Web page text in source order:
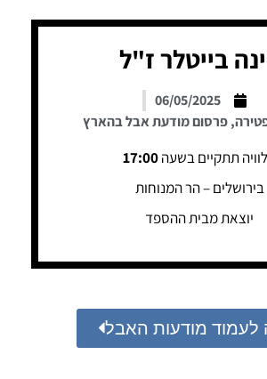
בייטלר ז"ל
06/05/2025
,פרסום מודעת אבל בהארץ
תתקיים בשעה17:00
בירושלים – הר המנוחות
יוצאת מבית ההספד
לעמוד מודעות האבל